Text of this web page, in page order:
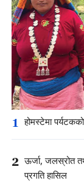
1 होमस्टेमा
2 ऊर्जा, जलस्रोत
प्रगति हासिल